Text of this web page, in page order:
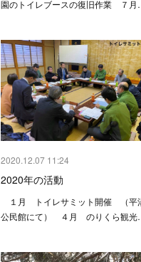
園のトイレブースの復旧作業 ７
2020.12.07 11:24
2020年の活動
１月 トイレサミット開催 （平
公民館にて） ４月 のりくら観